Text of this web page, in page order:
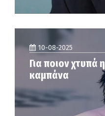
10-08-2025
Για ποιον χτυπά η
καμπάνα